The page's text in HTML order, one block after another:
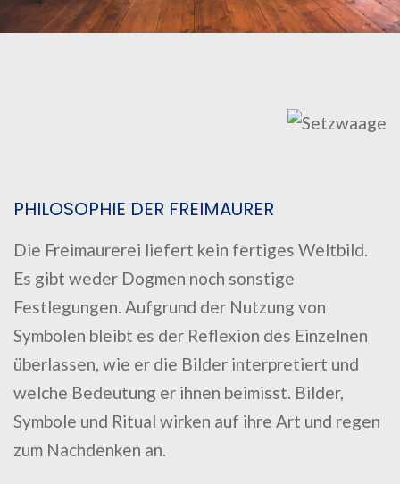
PHILOSOPHIE DER FREIMAURER
Die Freimaurerei liefert kein fertiges Weltbild.
Es gibt weder Dogmen noch sonstige
Festlegungen. Aufgrund der Nutzung von
Symbolen bleibt es der Reflexion des Einzelnen
überlassen, wie er die Bilder interpretiert und
welche Bedeutung er ihnen beimisst. Bilder,
Symbole und Ritual wirken auf ihre Art und regen
zum Nachdenken an.